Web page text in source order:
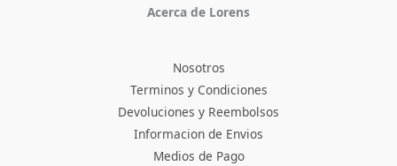
Acerca de Lorens
Nosotros
Terminos y Condiciones
Devoluciones y Reembolsos
Informacion de Envios
Medios de Pago